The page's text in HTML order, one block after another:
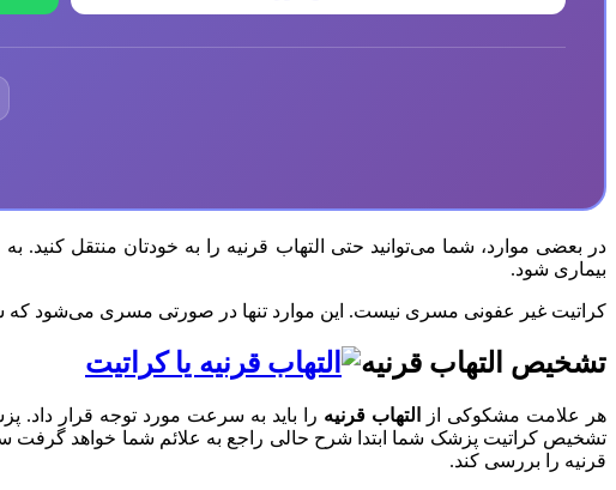
در بعضی موارد، شما می‌توانید حتی التهاب قرنیه را به خودتان منتقل
بیماری شود.
کراتیت غیر عفونی مسری نیست. این موارد تنها در صورتی مسری می‌شود
تشخیص التهاب قرنیه
هر علامت مشکوکی از التهاب قرنیه را باید به سرعت مورد توجه قرار داد.
تشخیص کراتیت پزشک شما ابتدا شرح حالی راجع به علائم شما خواهد گرفت
قرنیه را بررسی کند.